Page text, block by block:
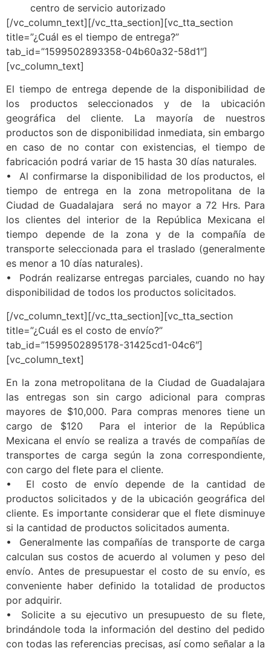
centro de servicio autorizado
[/vc_column_text][/vc_tta_section][vc_tta_section
title=”¿Cuál es el tiempo de entrega?”
tab_id=”1599502893358-04b60a32-58d1″]
[vc_column_text]
El tiempo de entrega depende de la disponibilidad de
los productos seleccionados y de la ubicación
geográfica del cliente. La mayoría de nuestros
productos son de disponibilidad inmediata, sin embargo
en caso de no contar con existencias, el tiempo de
fabricación podrá variar de 15 hasta 30 días naturales.
• Al confirmarse la disponibilidad de los productos, el
tiempo de entrega en la zona metropolitana de la
Ciudad de Guadalajara será no mayor a 72 Hrs. Para
los clientes del interior de la República Mexicana el
tiempo depende de la zona y de la compañía de
transporte seleccionada para el traslado (generalmente
es menor a 10 días naturales).
• Podrán realizarse entregas parciales, cuando no hay
disponibilidad de todos los productos solicitados.
[/vc_column_text][/vc_tta_section][vc_tta_section
title=”¿Cuál es el costo de envío?”
tab_id=”1599502895178-31425cd1-04c6″]
[vc_column_text]
En la zona metropolitana de la Ciudad de Guadalajara
las entregas son sin cargo adicional para compras
mayores de $10,000. Para compras menores tiene un
cargo de $120 Para el interior de la República
Mexicana el envío se realiza a través de compañías de
transportes de carga según la zona correspondiente,
con cargo del flete para el cliente.
• El costo de envío depende de la cantidad de
productos solicitados y de la ubicación geográfica del
cliente. Es importante considerar que el flete disminuye
si la cantidad de productos solicitados aumenta.
• Generalmente las compañías de transporte de carga
calculan sus costos de acuerdo al volumen y peso del
envío. Antes de presupuestar el costo de su envío, es
conveniente haber definido la totalidad de productos
por adquirir.
• Solicite a su ejecutivo un presupuesto de su flete,
brindándole toda la información del destino del pedido
con todas las referencias precisas, así como señalar a la